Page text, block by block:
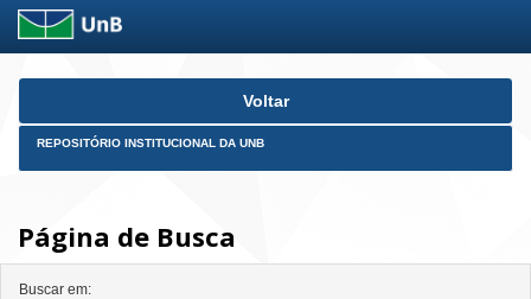
Skip
Voltar
REPOSITÓRIO INSTITUCIONAL DA UNB
Página de Busca
Buscar em: